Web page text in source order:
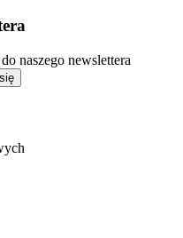
naszego newslettera